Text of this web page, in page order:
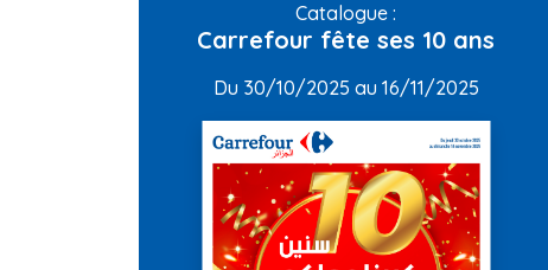
Catalogue :
Carrefour fête ses 10 ans
Du 30/10/2025 au 16/11/2025